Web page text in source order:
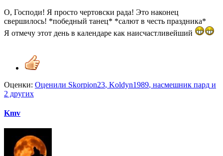
О, Господи! Я просто чертовски рада! Это наконец
свершилось! *победный танец* *салют в честь праздника*
Я отмечу этот день в календаре как наисчастливейший
Оценки: Оценили Skorpion23, Koldyn1989, насмешник пард и
2 других
Kmv